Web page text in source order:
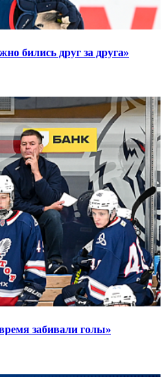
бились друг за друга»
забивали голы»